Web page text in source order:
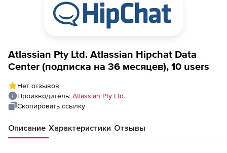
Atlassian Pty Ltd. Atlassian Hipchat Data
Center (подписка на 36 месяцев), 10 users
Нет отзывов
Производитель: Atlassian Pty Ltd.
Скопировать ссылку
Описание Характеристики Отзывы